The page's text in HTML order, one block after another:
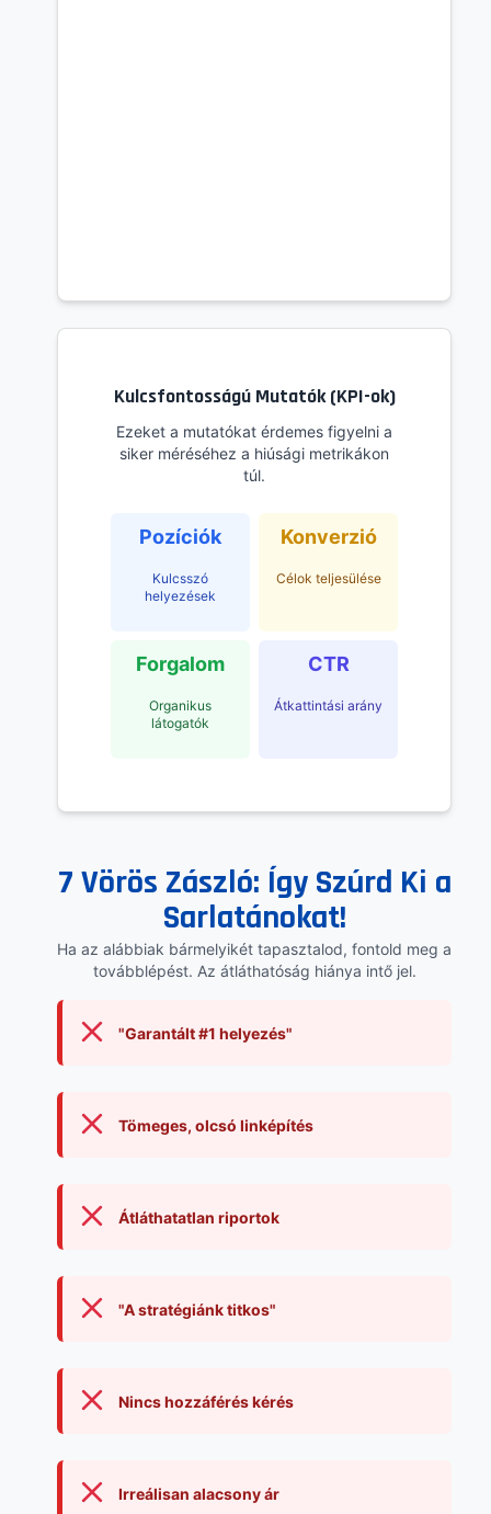
Kulcsfontosságú Mutatók (KPI-ok)
Ezeket a mutatókat érdemes figyelni a
siker méréséhez a hiúsági metrikákon
túl.
Pozíciók
Kulcsszó
helyezések
Konverzió
Célok teljesülése
Forgalom
Organikus
látogatók
CTR
Átkattintási arány
7 Vörös Zászló: Így Szúrd Ki a
Sarlatánokat!
Ha az alábbiak bármelyikét tapasztalod, fontold meg a
továbblépést. Az átláthatóság hiánya intő jel.
"Garantált #1 helyezés"
Tömeges, olcsó linképítés
Átláthatatlan riportok
"A stratégiánk titkos"
Nincs hozzáférés kérés
Irreálisan alacsony ár